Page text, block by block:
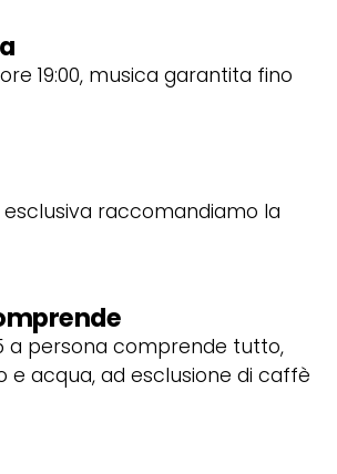
19:00, musica garantita fino
raccomandiamo la
a persona comprende tutto,
e acqua, ad esclusione di caffè